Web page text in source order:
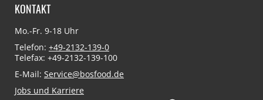
KONTAKT
Mo.-Fr. 9-18 Uhr
Telefon: +49-2132-139-0
Telefax: +49-2132-139-100
E-Mail: Service@bosfood.de
Jobs und Karriere